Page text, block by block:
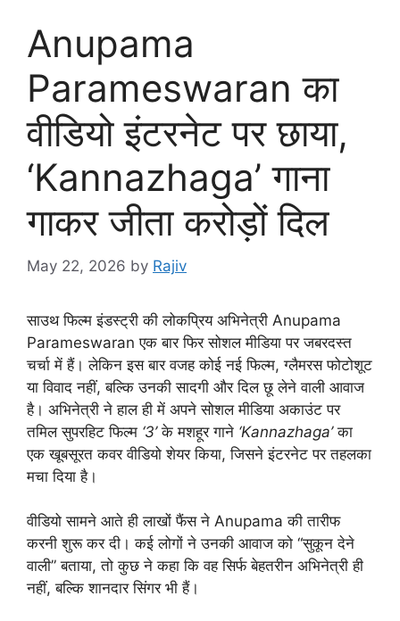
Anupama
Parameswaran का
वीडियो इंटरनेट पर छाया,
‘Kannazhaga’ गाना
गाकर जीता करोड़ों दिल
May 22, 2026 by Rajiv
साउथ फिल्म इंडस्ट्री की लोकप्रिय अभिनेत्री Anupama
Parameswaran एक बार फिर सोशल मीडिया पर जबरदस्त
चर्चा में हैं। लेकिन इस बार वजह कोई नई फिल्म, ग्लैमरस फोटोशूट
या विवाद नहीं, बल्कि उनकी सादगी और दिल छू लेने वाली आवाज
है। अभिनेत्री ने हाल ही में अपने सोशल मीडिया अकाउंट पर
तमिल सुपरहिट फिल्म ‘3’के मशहूर गाने ‘Kannazhaga’का
एक खूबसूरत कवर वीडियो शेयर किया, जिसने इंटरनेट पर तहलका
मचा दिया है।
वीडियो सामने आते ही लाखों फैंस ने Anupama की तारीफ
करनी शुरू कर दी। कई लोगों ने उनकी आवाज को “सुकून देने
वाली” बताया, तो कुछ ने कहा कि वह सिर्फ बेहतरीन अभिनेत्री ही
नहीं, बल्कि शानदार सिंगर भी हैं।